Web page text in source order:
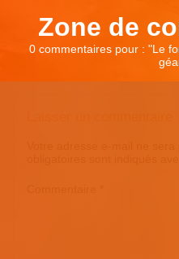
Zone de
0 commentaires pour : "Le